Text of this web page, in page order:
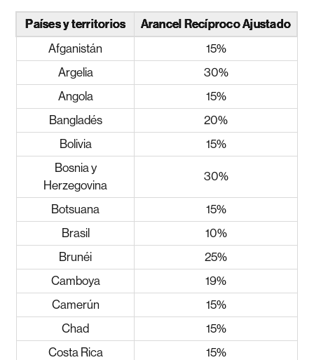
Países y territorios
Arancel Recíproco Ajustado
Afganistán
15%
Argelia
30%
Angola
15%
Bangladés
20%
Bolivia
15%
Bosnia y
Herzegovina
30%
Botsuana
15%
Brasil
10%
Brunéi
25%
Camboya
19%
Camerún
15%
Chad
15%
Costa Rica
15%